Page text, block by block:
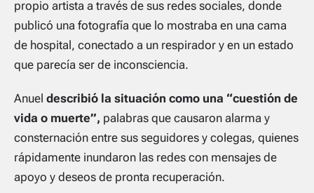
propio artista a través de sus redes sociales, donde
publicó una fotografía que lo mostraba en una cama
de hospital, conectado a un respirador y en un estado
que parecía ser de inconsciencia.
Anuel describió la situación como una “cuestión de
vida o muerte”, palabras que causaron alarma y
consternación entre sus seguidores y colegas, quienes
rápidamente inundaron las redes con mensajes de
apoyo y deseos de pronta recuperación.